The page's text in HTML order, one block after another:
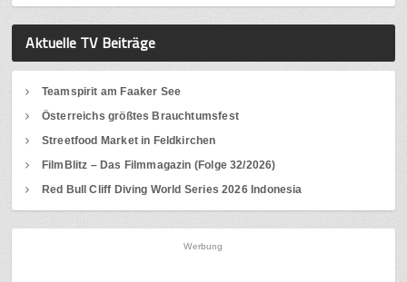
Aktuelle TV Beiträge
Teamspirit am Faaker See
Österreichs größtes Brauchtumsfest
Streetfood Market in Feldkirchen
FilmBlitz – Das Filmmagazin (Folge 32/2026)
Red Bull Cliff Diving World Series 2026 Indonesia
Werbung